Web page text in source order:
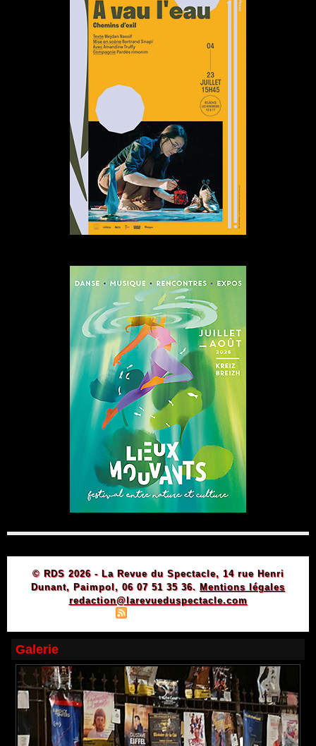
© RDS 2026 - La Revue du Spectacle, 14 rue Henri
Dunant, Paimpol, 06 07 51 35 36. Mentions légales
redaction@larevueduspectacle.com
Galerie